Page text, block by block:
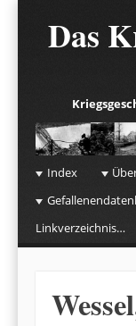
Das
☰
Skip to content
Index
Linkverzeichnis…